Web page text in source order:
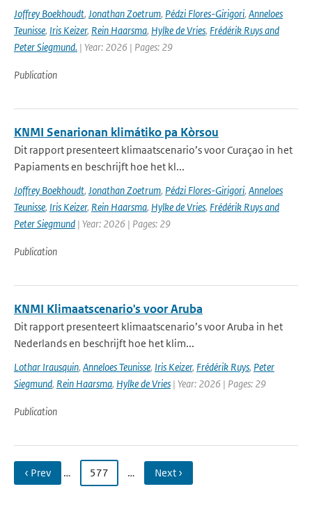
Joffrey Boekhoudt, Jonathan Zoetrum, Pédzi Flores-Girigori, Anneloes
Teunisse, Iris Keizer, Rein Haarsma, Hylke de Vries, Frédérik Ruys and
Peter Siegmund. | Year: 2026 | Pages: 29
Publication
KNMI Senarionan klimátiko pa Kòrsou
Dit rapport presenteert klimaatscenario’s voor Curaçao in het
Papiaments en beschrijft hoe het kl...
Joffrey Boekhoudt, Jonathan Zoetrum, Pédzi Flores-Girigori, Anneloes
Teunisse, Iris Keizer, Rein Haarsma, Hylke de Vries, Frédérik Ruys and
Peter Siegmund | Year: 2026 | Pages: 29
Publication
KNMI Klimaatscenario's voor Aruba
Dit rapport presenteert klimaatscenario’s voor Aruba in het
Nederlands en beschrijft hoe het klim...
Lothar Irausquin, Anneloes Teunisse, Iris Keizer, Frédérik Ruys, Peter
Siegmund, Rein Haarsma, Hylke de Vries | Year: 2026 | Pages: 29
Publication
‹ Prev … 577 … Next ›